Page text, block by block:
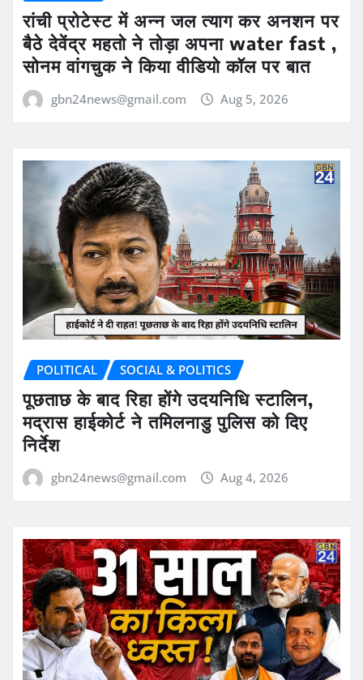
रांची प्रोटेस्ट में अन्न जल त्याग कर अनशन पर
बैठे देवेंद्र महतो ने तोड़ा अपना water fast ,
सोनम वांगचुक ने किया वीडियो कॉल पर बात
gbn24news@gmail.com Aug 5, 2026
POLITICAL SOCIAL & POLITICS
पूछताछ के बाद रिहा होंगे उदयनिधि स्टालिन,
मद्रास हाईकोर्ट ने तमिलनाडु पुलिस को दिए
निर्देश
gbn24news@gmail.com Aug 4, 2026